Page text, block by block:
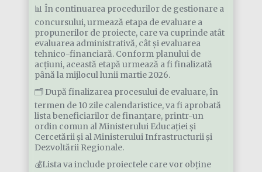
📊 În continuarea procedurilor de gestionare a
concursului, urmează etapa de evaluare a
propunerilor de proiecte, care va cuprinde atât
evaluarea administrativă, cât și evaluarea
tehnico-financiară. Conform planului de
acțiuni, această etapă urmează a fi finalizată
până la mijlocul lunii martie 2026.
🗂️ După finalizarea procesului de evaluare, în
termen de 10 zile calendaristice, va fi aprobată
lista beneficiarilor de finanțare, printr-un
ordin comun al Ministerului Educației și
Cercetării și al Ministerului Infrastructurii și
Dezvoltării Regionale.
💰Lista va include proiectele care vor obține